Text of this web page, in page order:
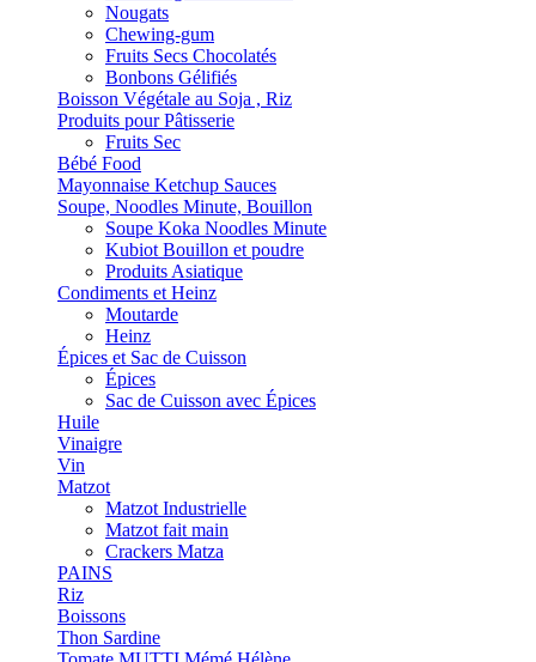
Nougats
Chewing-gum
Fruits Secs Chocolatés
Bonbons Gélifiés
Boisson Végétale au Soja , Riz
Produits pour Pâtisserie
Fruits Sec
Bébé Food
Mayonnaise Ketchup Sauces
Soupe, Noodles Minute, Bouillon
Soupe Koka Noodles Minute
Kubiot Bouillon et poudre
Produits Asiatique
Condiments et Heinz
Moutarde
Heinz
Épices et Sac de Cuisson
Épices
Sac de Cuisson avec Épices
Huile
Vinaigre
Vin
Matzot
Matzot Industrielle
Matzot fait main
Crackers Matza
PAINS
Riz
Boissons
Thon Sardine